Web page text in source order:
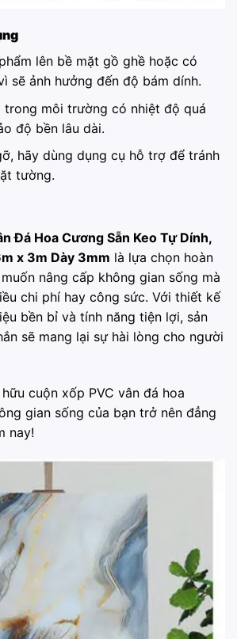
lên bề mặt gồ ghề hoặc có
sẽ ảnh hưởng đến độ bám dính.
trong môi trường có nhiệt độ quá
độ bền lâu dài.
hãy dùng dụng cụ hỗ trợ để tránh
tường.
Đá Hoa Cương Sẵn Keo Tự Dính,
x 3m Dày 3mm là lựa chọn hoàn
nâng cấp không gian sống mà
chi phí hay công sức. Với thiết kế
bền bỉ và tính năng tiện lợi, sản
sẽ mang lại sự hài lòng cho người
cuộn xốp PVC vân đá hoa
gian sống của bạn trở nên đẳng
nay!